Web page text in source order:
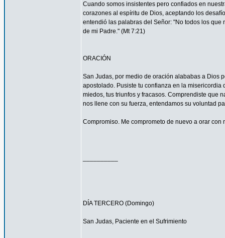
Cuando somos insistentes pero confiados en
corazones al espíritu de Dios, aceptando los
entendió las palabras del Señor: "No todos los
de mi Padre." (Mt 7:21)
ORACIÓN
San Judas, por medio de oración alababas a Dios
apostolado. Pusiste tu confianza en la
miedos, tus triunfos y fracasos. Comprendiste que
nos llene con su fuerza, entendamos su voluntad
Compromiso. Me comprometo de nuevo a orar
DÍA TERCERO (Domingo)
San Judas, Paciente en el Sufrimiento